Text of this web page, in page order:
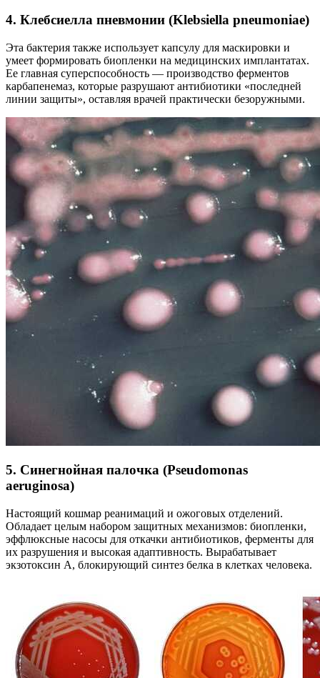
4. Клебсиелла пневмонии (Klebsiella pneumoniae)
Эта бактерия также использует капсулу для маскировки и
умеет формировать биопленки на медицинских имплантатах.
Ее главная суперспособность — производство ферментов
карбапенемаз, которые разрушают антибиотики «последней
линии защиты», оставляя врачей практически безоружными.
5. Синегнойная палочка (Pseudomonas
aeruginosa)
Настоящий кошмар реанимаций и ожоговых отделений.
Обладает целым набором защитных механизмов: биопленки,
эффлюксные насосы для откачки антибиотиков, ферменты для
их разрушения и высокая адаптивность. Вырабатывает
экзотоксин А, блокирующий синтез белка в клетках человека.